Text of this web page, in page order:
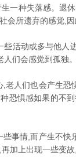
一种失落感。退
会所遗弃的感觉,因
活动或多与他人
们会感觉到孤独
人们也会产生恐
恐惧感如果的不
事情,而产生不快
加上出现一些变